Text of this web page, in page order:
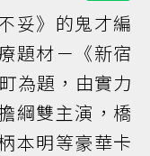
妥》的鬼才編
題材－《新宿
為題，由實力
綱雙主演，橋
本明等豪華卡